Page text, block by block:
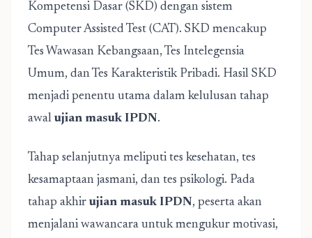
Kompetensi Dasar (SKD) dengan sistem
Computer Assisted Test (CAT). SKD mencakup
Tes Wawasan Kebangsaan, Tes Intelegensia
Umum, dan Tes Karakteristik Pribadi. Hasil SKD
menjadi penentu utama dalam kelulusan tahap
awal ujian masuk IPDN.
Tahap selanjutnya meliputi tes kesehatan, tes
kesamaptaan jasmani, dan tes psikologi. Pada
tahap akhir ujian masuk IPDN, peserta akan
menjalani wawancara untuk mengukur motivasi,